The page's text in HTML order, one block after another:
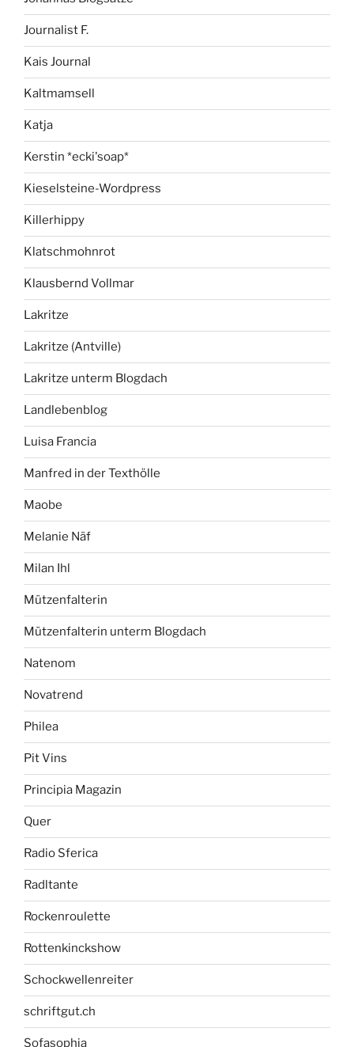
Journalist F.
Kais Journal
Kaltmamsell
Katja
Kerstin *ecki'soap*
Kieselsteine-Wordpress
Killerhippy
Klatschmohnrot
Klausbernd Vollmar
Lakritze
Lakritze (Antville)
Lakritze unterm Blogdach
Landlebenblog
Luisa Francia
Manfred in der Texthölle
Maobe
Melanie Näf
Milan Ihl
Mützenfalterin
Mützenfalterin unterm Blogdach
Natenom
Novatrend
Philea
Pit Vins
Principia Magazin
Quer
Radio Sferica
Radltante
Rockenroulette
Rottenkinckshow
Schockwellenreiter
schriftgut.ch
Sofasophia